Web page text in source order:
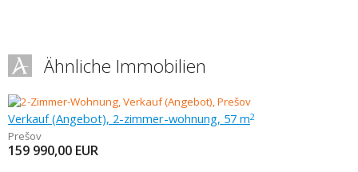
Ähnliche Immobilien
Verkauf (Angebot), 2-zimmer-wohnung, 57 m2
Prešov
159 990,00 EUR